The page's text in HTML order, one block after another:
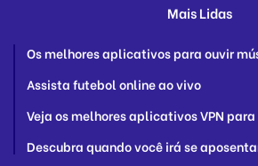
Mais Lidas
Os melhores aplicativos para ouvir
Assista futebol online ao vivo
Veja os melhores aplicativos VPN
Descubra quando você irá se